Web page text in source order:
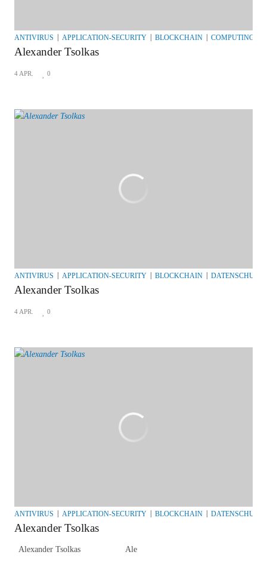
ANTIVIRUS APPLICATION-SECURITY BLOCKCHAIN COMPUTING
Alexander Tsolkas
4 APR. 0
ANTIVIRUS APPLICATION-SECURITY BLOCKCHAIN DATENSCHUTZ
Alexander Tsolkas
4 APR. 0
ANTIVIRUS APPLICATION-SECURITY BLOCKCHAIN DATENSCHUTZ
Alexander Tsolkas
Alexander Tsolkas Ale